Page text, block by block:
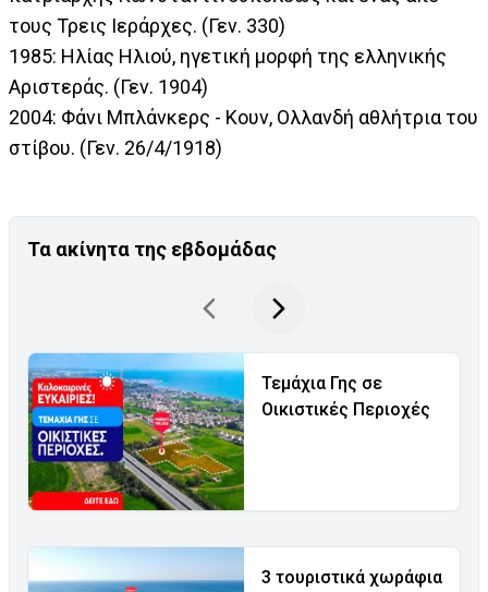
τους Τρεις Ιεράρχες. (Γεν. 330)
1985: Ηλίας Ηλιού, ηγετική μορφή της ελληνικής
Αριστεράς. (Γεν. 1904)
2004: Φάνι Μπλάνκερς - Κουν, Ολλανδή αθλήτρια του
στίβου. (Γεν. 26/4/1918)
Τα ακίνητα της εβδομάδας
Τεμάχια Γης σε
Οικιστικές Περιοχές
3 τουριστικά χωράφια